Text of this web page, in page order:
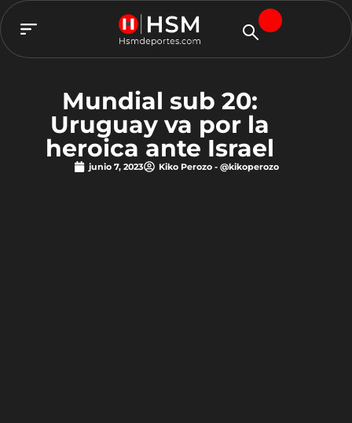
Mundial sub 20:
Uruguay va por la
heroica ante Israel
junio 7, 2023 Kiko Perozo - @kikoperozo